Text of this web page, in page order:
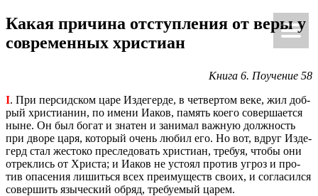
@Κύριεἐλέησον.με
Ки́рие эле́йсон
Какая при­чи­на от­ступ­ле­ния от веры у
со­вре­мен­ных хри­сти­ан
Книга 6. По­уче­ние 58
I. При пер­сид­ском царе Из­де­гер­де, в чет­вер­том веке, жил доб­
рый хри­сти­а­нин, по имени Иаков, па­мять коего со­вер­ша­ет­ся
ныне. Он был богат и зна­тен и за­ни­мал важ­ную долж­ность
при дворе царя, ко­то­рый очень любил его. Но вот, вдруг Из­де­
герд стал же­сто­ко пре­сле­до­вать хри­сти­ан, тре­буя, чтобы они
от­рек­лись от Хри­ста; и Иаков не усто­ял про­тив угроз и про­
тив опа­се­ния ли­шить­ся всех пре­иму­ществ своих, и со­гла­сил­ся
со­вер­шить язы­че­ский обряд, тре­бу­е­мый царем.